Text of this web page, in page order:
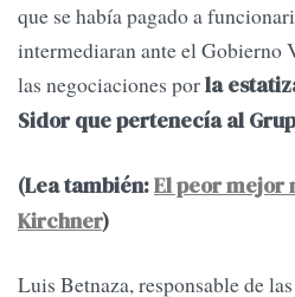
que se había pagado a
intermediaran ante el Gobierno
las negociaciones porla
Sidor que pertenecía al
(Lea también:El peor mejor
Kirchner)
Luis Betnaza, responsable de